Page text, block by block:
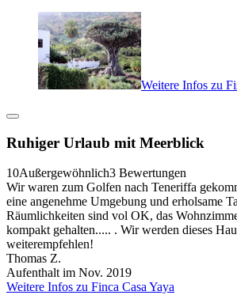
Weitere Infos zu
Ruhiger Urlaub mit Meerblick
10Außergewöhnlich3 Bewertungen
Wir waren zum Golfen nach Teneriffa
eine angenehme Umgebung und erholsame
Räumlichkeiten sind vol OK, das
kompakt gehalten..... . Wir werden dieses
weiterempfehlen!
Thomas Z.
Aufenthalt im Nov. 2019
Weitere Infos zu Finca Casa Yaya